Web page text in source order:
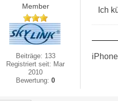
Member
Beiträge: 133
Registriert seit: Mar
2010
Bewertung:0
Ich